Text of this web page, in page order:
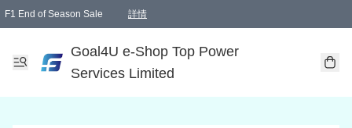
F1 End of Season Sale 詳情
Goal4U e-Shop Top Power
Services Limited